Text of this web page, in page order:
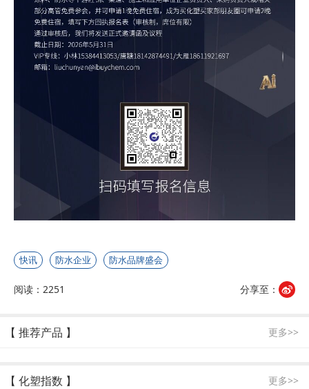
快讯 防水企业 防水品牌盛会
阅读：2251 分享至：
【 推荐产品 】 更多>>
【 化塑指数 】 更多>>